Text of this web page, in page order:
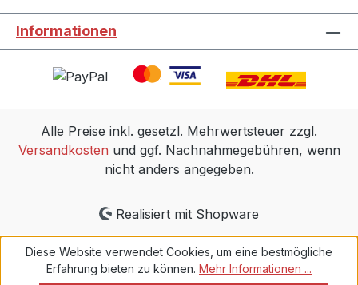
Informationen
Alle Preise inkl. gesetzl. Mehrwertsteuer zzgl.
Versandkosten und ggf. Nachnahmegebühren, wenn
nicht anders angegeben.
Realisiert mit Shopware
Diese Website verwendet Cookies, um eine bestmögliche
Erfahrung bieten zu können. Mehr Informationen ...